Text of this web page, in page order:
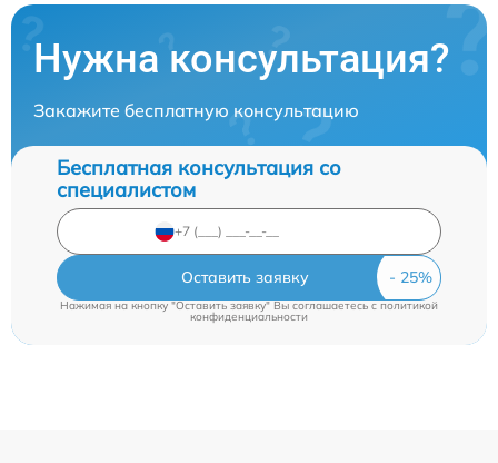
Нужна консультация?
Закажите бесплатную консультацию
Бесплатная консультация со
специалистом
Оставить заявку
Нажимая на кнопку "Оставить заявку" Вы соглашаетесь cполитикой
конфиденциальности